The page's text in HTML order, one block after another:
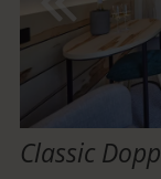
Classic